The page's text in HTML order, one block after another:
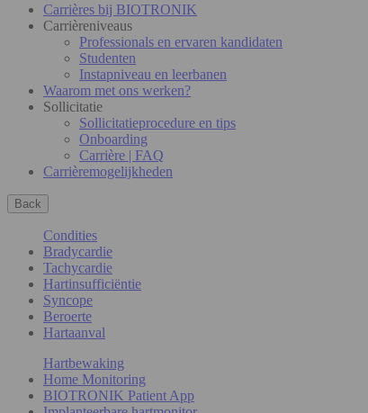
Carrières bij BIOTRONIK
Carrièreniveaus
Professionals en ervaren kandidaten
Studenten
Instapniveau en leerbanen
Waarom met ons werken?
Sollicitatie
Sollicitatieprocedure en tips
Onboarding
Carrière | FAQ
Carrièremogelijkheden
Back
Condities
Bradycardie
Tachycardie
Hartinsufficiëntie
Syncope
Beroerte
Hartaanval
Hartbewaking
Home Monitoring
BIOTRONIK Patient App